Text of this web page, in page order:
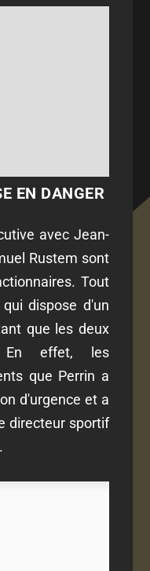
EN DANGER
avec Jean-
Rustem sont
Tout
dispose d'un
que les deux
En effet, les
que Perrin a
d'urgence et a
directeur sportif